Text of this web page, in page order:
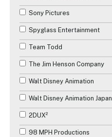
Sony Pictures
Spyglass Entertainment
Team Todd
The Jim Henson Company
Walt Disney Animation
Walt Disney Animation Japan
2DUX²
98 MPH Productions